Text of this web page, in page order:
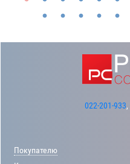
022-201-933,
Покупателю